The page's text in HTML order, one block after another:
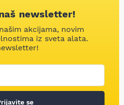
newsletter!
akcijama, novim
iz sveta alata.
se